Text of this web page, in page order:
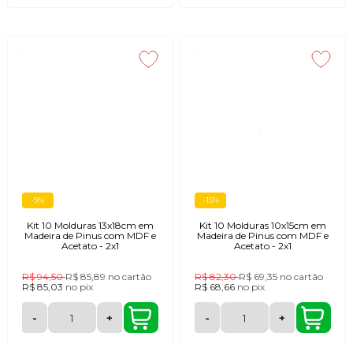
-9%
Kit 10 Molduras 13x18cm em
Madeira de Pinus com MDF e
Acetato - 2x1
R$ 94,50R$ 85,89 no cartão
R$ 85,03 no pix
- +
-15%
Kit 10 Molduras 10x15cm em
Madeira de Pinus com MDF e
Acetato - 2x1
R$ 82,30R$ 69,35 no cartão
R$ 68,66 no pix
- +